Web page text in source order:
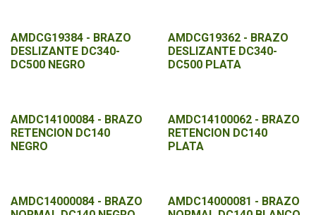
AMDCG19384 - BRAZO
DESLIZANTE DC340-
DC500 NEGRO
AMDCG19362 - BRAZO
DESLIZANTE DC340-
DC500 PLATA
AMDC14100084 - BRAZO
RETENCION DC140
NEGRO
AMDC14100062 - BRAZO
RETENCION DC140
PLATA
AMDC14000084 - BRAZO
AMDC14000081 - BRAZO